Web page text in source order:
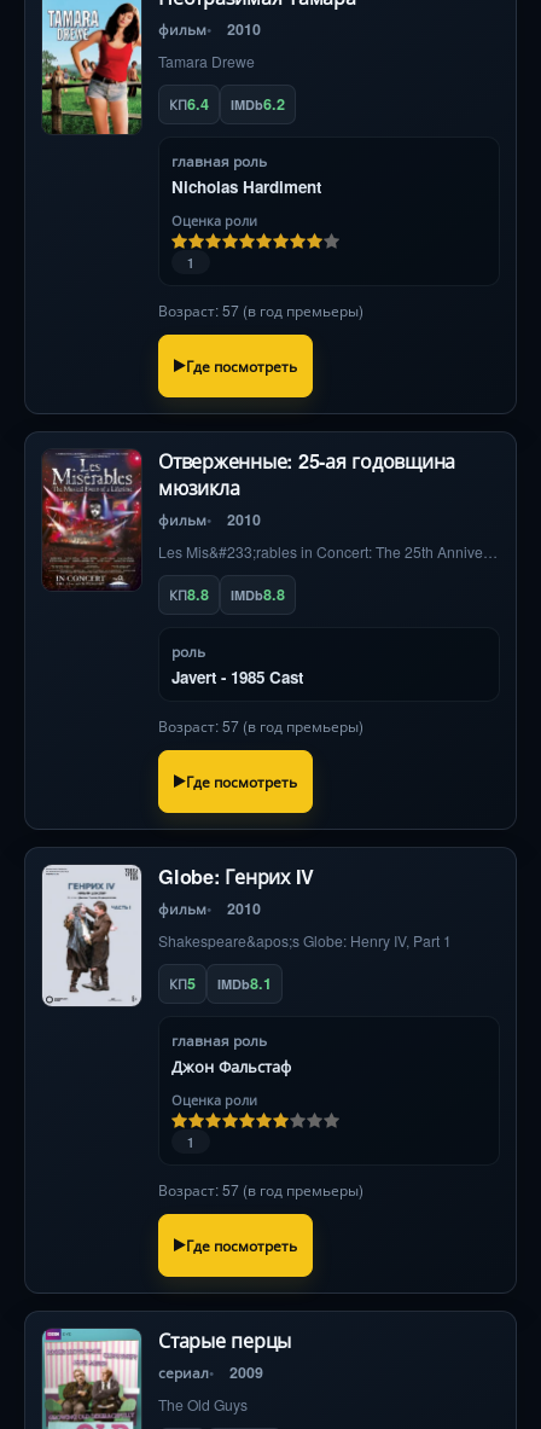
фильм 2010
Tamara Drewe
КП6.4 IMDb6.2
главная роль
Nicholas Hardiment
Оценка роли
1
Возраст: 57 (в год премьеры)
Где посмотреть
Отверженные: 25-ая годовщина
мюзикла
фильм 2010
КП8.8 IMDb8.8
роль
Javert - 1985 Cast
Возраст: 57 (в год премьеры)
Где посмотреть
Globe: Генрих IV
фильм 2010
Shakespeare&apos;s Globe: Henry IV, Part 1
КП5 IMDb8.1
главная роль
Джон Фальстаф
Оценка роли
1
Возраст: 57 (в год премьеры)
Где посмотреть
Старые перцы
сериал 2009
The Old Guys